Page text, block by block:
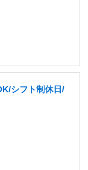
シフト制休日/